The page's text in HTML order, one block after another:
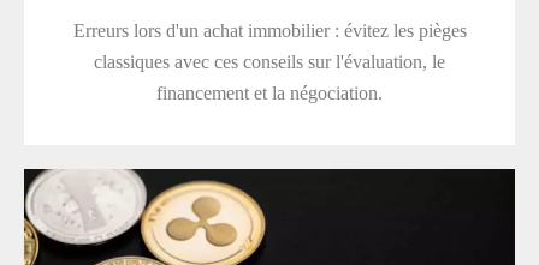
Erreurs lors d'un achat immobilier : évitez les pièges
classiques avec ces conseils sur l'évaluation, le
financement et la négociation.